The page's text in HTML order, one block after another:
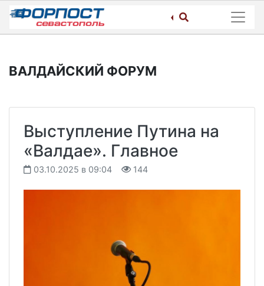
Skip
content
ВАЛДАЙСКИЙ ФОРУМ
Выступление Путина на
«Валдае». Главное
03.10.2025 в 09:04 144